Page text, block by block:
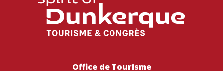
Office de Tourisme